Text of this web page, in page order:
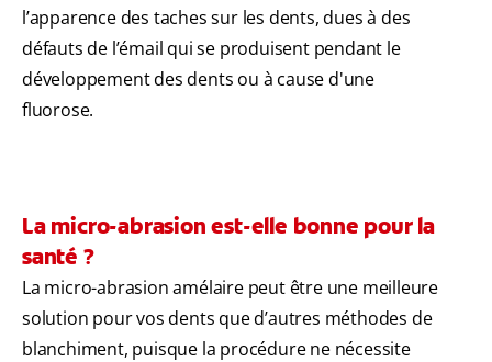
l’apparence des taches sur les dents, dues à des
défauts de l’émail qui se produisent pendant le
développement des dents ou à cause d'une
fluorose.
La micro-abrasion est-elle bonne pour la
santé ?
La micro-abrasion amélaire peut être une meilleure
solution pour vos dents que d’autres méthodes de
blanchiment, puisque la procédure ne nécessite